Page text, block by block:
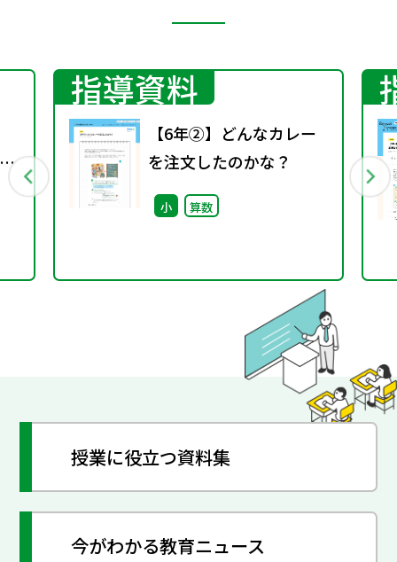
指導資料
【6年②】どんなカレー
を注文したのかな？
小 算数
授業に役立つ資料集
今がわかる教育ニュース